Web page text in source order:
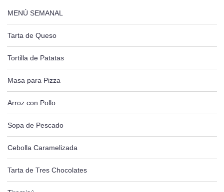
MENÚ SEMANAL
Tarta de Queso
Tortilla de Patatas
Masa para Pizza
Arroz con Pollo
Sopa de Pescado
Cebolla Caramelizada
Tarta de Tres Chocolates